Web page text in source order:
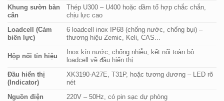
Khung sườn bàn
cân
Thép U300 – U400 hoặc dầm tổ hợp chắc chắn,
chịu lực cao
Loadcell (Cảm
biến lực)
6 loadcell inox IP68 (chống nước, chống bụi) –
thương hiệu Zemic, Keli, CAS...
Hộp nối tín hiệu
Inox kín nước, chống nhiễu, kết nối toàn bộ
loadcell về đầu hiển thị
Đầu hiển thị
(Indicator)
XK3190-A27E, T31P, hoặc tương đương – LED rõ
nét
Nguồn điện
220V – 50Hz, có pin sạc dự phòng